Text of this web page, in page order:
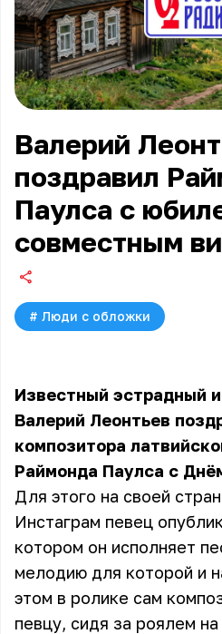
Валерий
поздравил
Паулса с
совместным
# Люди с обложки
Известный эстрадный
Валерий Леонтьев
композитора
Раймонда Паулса с
Для этого на своей
Инстаграм певец
котором он исполняет
мелодию для которой и
этом в ролике сам
певцу, сидя за роялем